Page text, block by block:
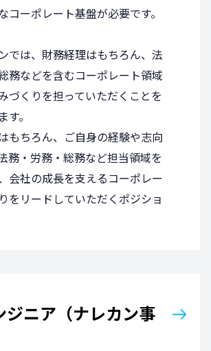
コーポレート基盤が必要です。
では、財務経理はもちろん、法
務などを含むコーポレート領域
づくりを担っていただくことを
。
もちろん、ご自身の経験や志向
務・労務・総務など担当領域を
会社の成長を支えるコーポレー
をリードしていただくポジショ
ジニア（ナレカン事